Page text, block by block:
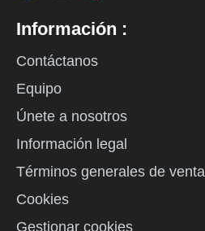
Información :
Contáctanos
Equipo
Únete a nosotros
Información legal
Términos generales de venta
Cookies
Gestionar cookies